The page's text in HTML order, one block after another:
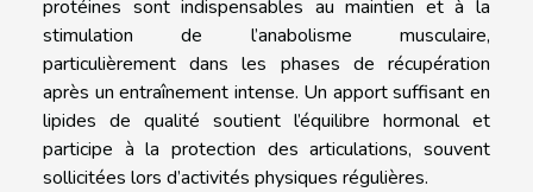
protéines sont indispensables au maintien et à la
stimulation de l’anabolisme musculaire,
particulièrement dans les phases de récupération
après un entraînement intense. Un apport suffisant en
lipides de qualité soutient l’équilibre hormonal et
participe à la protection des articulations, souvent
sollicitées lors d’activités physiques régulières.